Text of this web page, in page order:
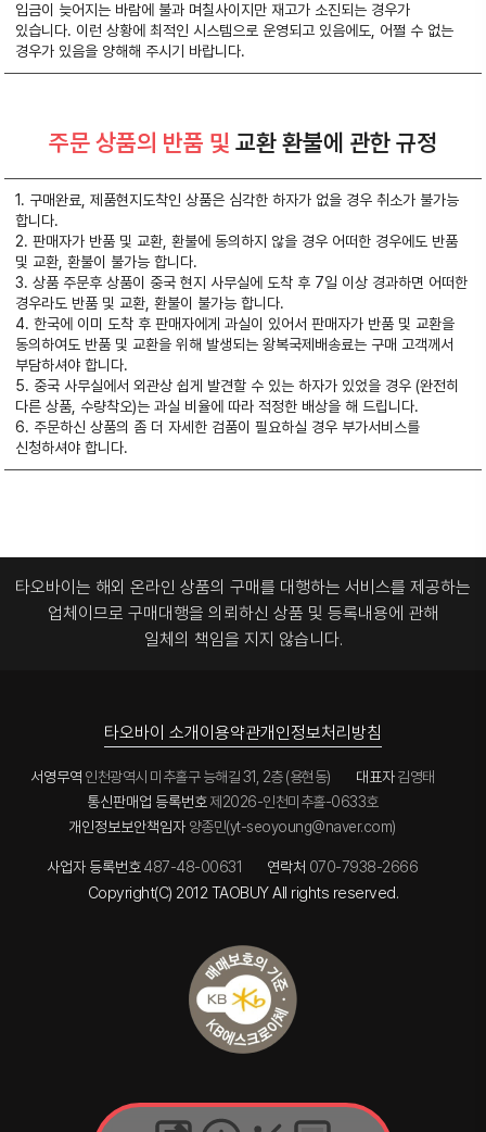
입금이 늦어지는 바람에 불과 며칠사이지만 재고가 소진되는 경우가
있습니다. 이런 상황에 최적인 시스템으로 운영되고 있음에도, 어쩔 수 없는
경우가 있음을 양해해 주시기 바랍니다.
주문 상품의 반품 및 교환 환불에 관한 규정
1. 구매완료, 제품현지도착인 상품은 심각한 하자가 없을 경우 취소가 불가능
합니다.
2. 판매자가 반품 및 교환, 환불에 동의하지 않을 경우 어떠한 경우에도 반품
및 교환, 환불이 불가능 합니다.
3. 상품 주문후 상품이 중국 현지 사무실에 도착 후 7일 이상 경과하면 어떠한
경우라도 반품 및 교환, 환불이 불가능 합니다.
4. 한국에 이미 도착 후 판매자에게 과실이 있어서 판매자가 반품 및 교환을
동의하여도 반품 및 교환을 위해 발생되는 왕복국제배송료는 구매 고객께서
부담하셔야 합니다.
5. 중국 사무실에서 외관상 쉽게 발견할 수 있는 하자가 있었을 경우 (완전히
다른 상품, 수량착오)는 과실 비율에 따라 적정한 배상을 해 드립니다.
6. 주문하신 상품의 좀 더 자세한 검품이 필요하실 경우 부가서비스를
신청하셔야 합니다.
타오바이는 해외 온라인 상품의 구매를 대행하는 서비스를 제공하는
업체이므로 구매대행을 의뢰하신 상품 및 등록내용에 관해
일체의 책임을 지지 않습니다.
타오바이 소개이용약관개인정보처리방침
서영무역 인천광역시 미추홀구 능해길 31, 2층 (용현동) 대표자김영태
통신판매업 등록번호제2026-인천미추홀-0633호
개인정보보안책임자 양종민(yt-seoyoung@naver.com)
사업자 등록번호487-48-00631 연락처 070-7938-2666
Copyright(C) 2012 TAOBUY All rights reserved.